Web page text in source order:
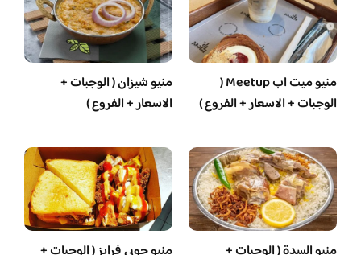
منيو ميت اب Meetup (
الوجبات + الاسعار + الفروع )
منيو شيزان ( الوجبات +
الاسعار + الفروع )